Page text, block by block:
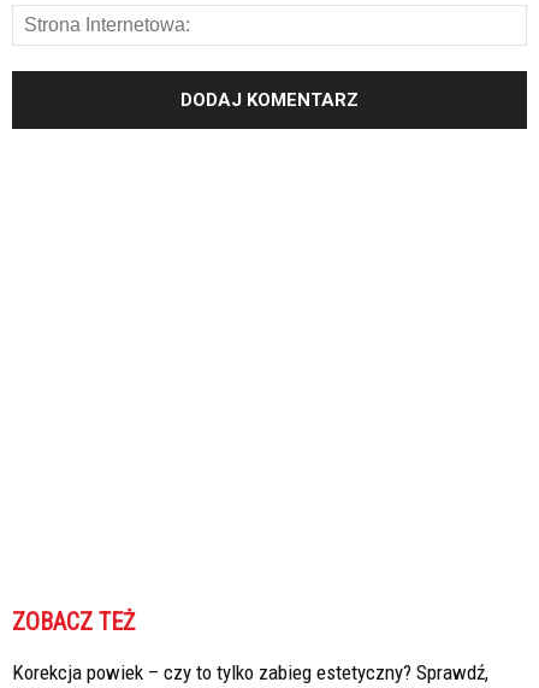
ZOBACZ TEŻ
Korekcja powiek – czy to tylko zabieg estetyczny? Sprawdź,